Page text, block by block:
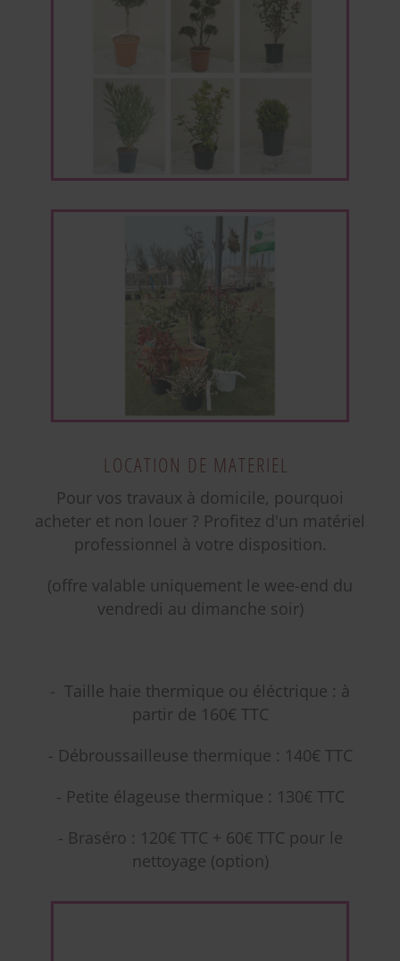
LOCATION DE MATERIEL
Pour vos travaux à domicile, pourquoi
acheter et non louer ? Profitez d'un matériel
professionnel à votre disposition.
(offre valable uniquement le wee-end du
vendredi au dimanche soir)
- Taille haie thermique ou éléctrique : à
partir de 160€ TTC
- Débroussailleuse thermique : 140€ TTC
- Petite élageuse thermique : 130€ TTC
- Braséro : 120€ TTC + 60€ TTC pour le
nettoyage (option)